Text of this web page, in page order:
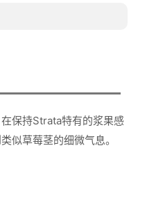
保持Strata特有的浆果感
似草莓茎的细微气息。